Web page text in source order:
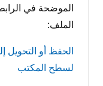
الموضحة في
الملف:
لسطح المكتب